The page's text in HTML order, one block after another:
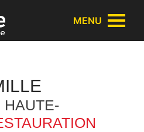
MENU
HAUTE-